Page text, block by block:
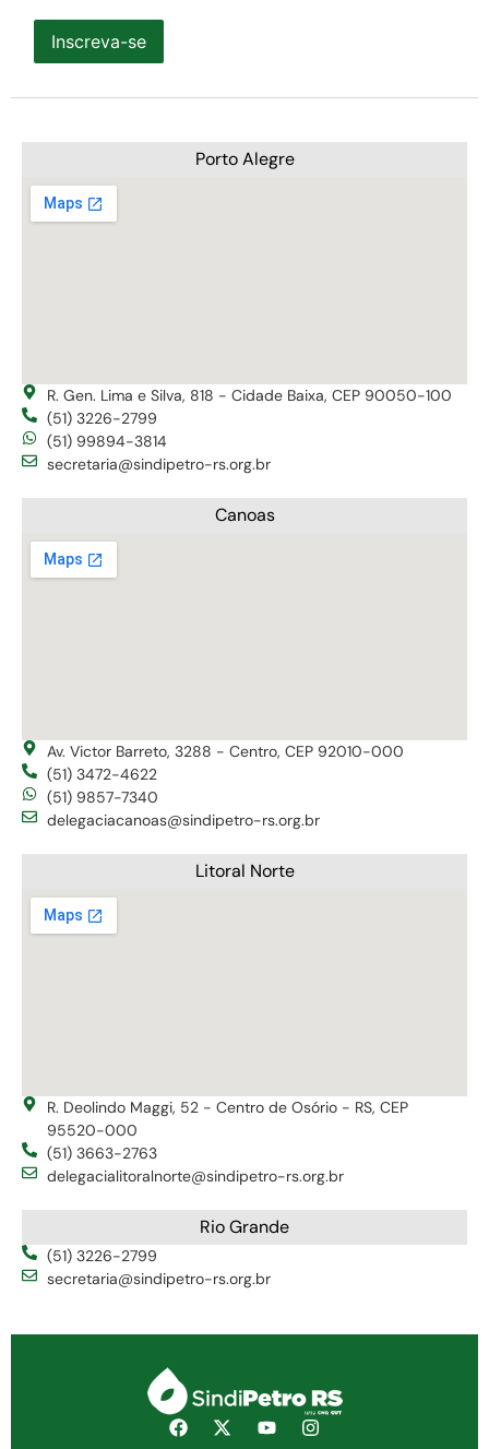
Inscreva-se
Porto Alegre
R. Gen. Lima e Silva, 818 - Cidade Baixa, CEP 90050-100
(51) 3226-2799
(51) 99894-3814
secretaria@sindipetro-rs.org.br
Canoas
Av. Victor Barreto, 3288 - Centro, CEP 92010-000
(51) 3472-4622
(51) 9857-7340
delegaciacanoas@sindipetro-rs.org.br
Litoral Norte
R. Deolindo Maggi, 52 - Centro de Osório - RS, CEP
95520-000
(51) 3663-2763
delegacialitoralnorte@sindipetro-rs.org.br
Rio Grande
(51) 3226-2799
secretaria@sindipetro-rs.org.br